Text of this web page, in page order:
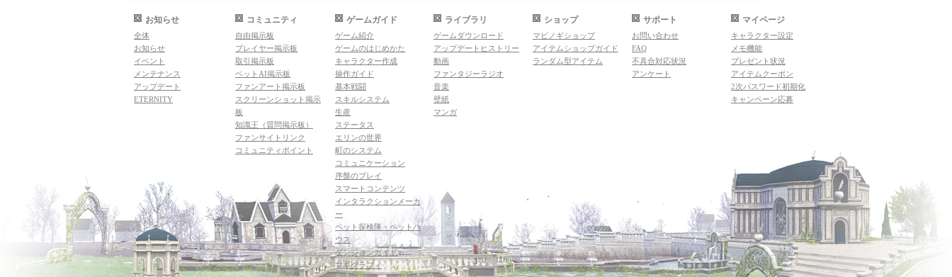
お知らせ
全体
お知らせ
イベント
メンテナンス
アップデート
ETERNITY
コミュニティ
自由掲示板
プレイヤー掲示板
取引掲示板
ペットAI掲示板
ファンアート掲示板
スクリーンショット掲示
板
知識王（質問掲示板）
ファンサイトリンク
コミュニティポイント
ゲームガイド
ゲーム紹介
ゲームのはじめかた
キャラクター作成
操作ガイド
基本戦闘
スキルシステム
生産
ステータス
エリンの世界
町のシステム
コミュニケーション
序盤のプレイ
スマートコンテンツ
インタラクションメーカ
ー
ペット探検隊・ペットハ
ウス
ダンジョンガイド
マギグラフィ
ライブラリ
ゲームダウンロード
アップデートヒストリー
動画
ファンタジーラジオ
音楽
壁紙
マンガ
ショップ
マビノギショップ
アイテムショップガイド
ランダム型アイテム
サポート
お問い合わせ
FAQ
不具合対応状況
アンケート
マイページ
キャラクター設定
メモ機能
プレゼント状況
アイテムクーポン
2次パスワード初期化
キャンペーン応募